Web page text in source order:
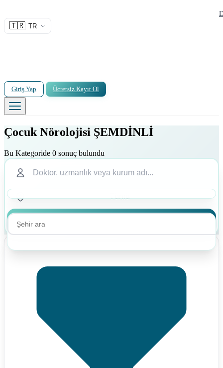
🇹🇷 TR
Giriş Yap Ücretsiz Kayıt Ol
Çocuk Nörolojisi ŞEMDİNLİ
Bu Kategoride 0 sonuç bulundu